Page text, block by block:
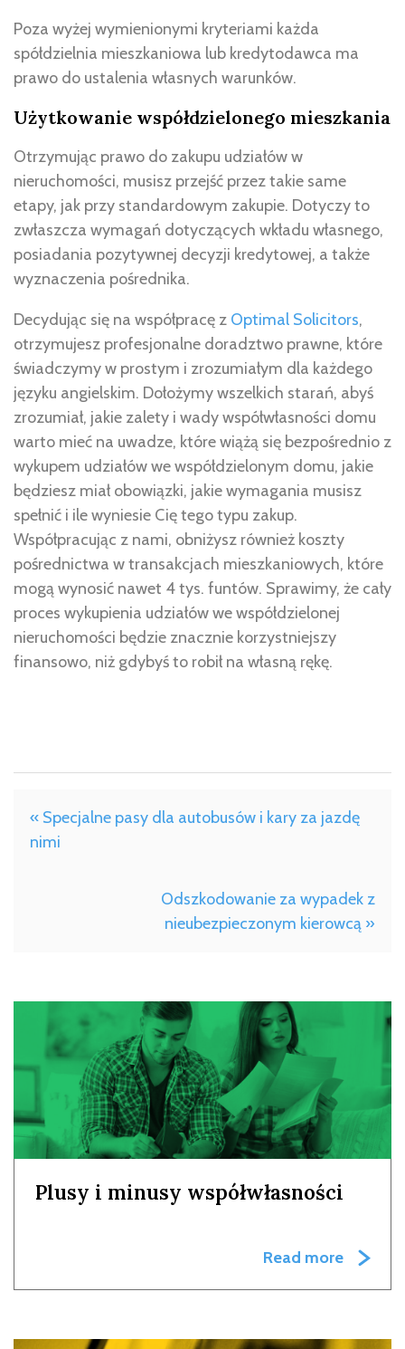
Poza wyżej wymienionymi kryteriami każda
spółdzielnia mieszkaniowa lub kredytodawca ma
prawo do ustalenia własnych warunków.
Użytkowanie współdzielonego mieszkania
Otrzymując prawo do zakupu udziałów w
nieruchomości, musisz przejść przez takie same
etapy, jak przy standardowym zakupie. Dotyczy to
zwłaszcza wymagań dotyczących wkładu własnego,
posiadania pozytywnej decyzji kredytowej, a także
wyznaczenia pośrednika.
Decydując się na współpracę z Optimal Solicitors,
otrzymujesz profesjonalne doradztwo prawne, które
świadczymy w prostym i zrozumiałym dla każdego
języku angielskim. Dołożymy wszelkich starań, abyś
zrozumiał, jakie zalety i wady współwłasności domu
warto mieć na uwadze, które wiążą się bezpośrednio z
wykupem udziałów we współdzielonym domu, jakie
będziesz miał obowiązki, jakie wymagania musisz
spełnić i ile wyniesie Cię tego typu zakup.
Współpracując z nami, obniżysz również koszty
pośrednictwa w transakcjach mieszkaniowych, które
mogą wynosić nawet 4 tys. funtów. Sprawimy, że cały
proces wykupienia udziałów we współdzielonej
nieruchomości będzie znacznie korzystniejszy
finansowo, niż gdybyś to robił na własną rękę.
« Specjalne pasy dla autobusów i kary za jazdę
nimi
Odszkodowanie za wypadek z
nieubezpieczonym kierowcą »
Plusy i minusy współwłasności
Read more